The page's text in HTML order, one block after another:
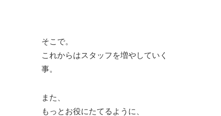
そこで。
これからはスタッフを増やしていく
事。
また、
もっとお役にたてるように、